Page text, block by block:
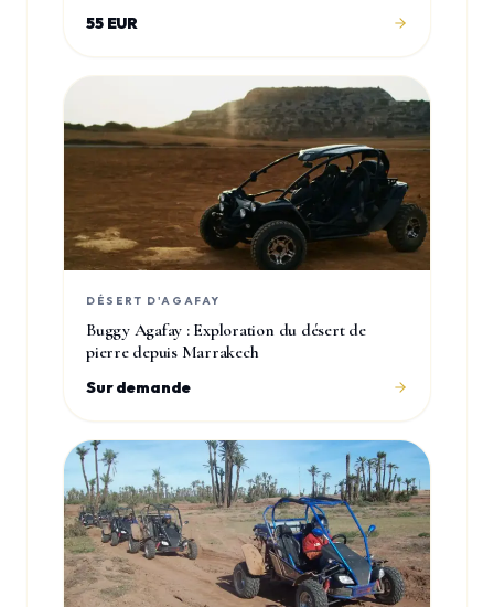
55 EUR
DÉSERT D'AGAFAY
Buggy Agafay : Exploration du désert de
pierre depuis Marrakech
Sur demande